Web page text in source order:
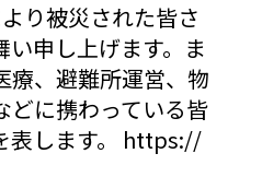
り被災された皆さ
い申し上げます。ま
療、避難所運営、物
どに携わっている皆
表します。 https://